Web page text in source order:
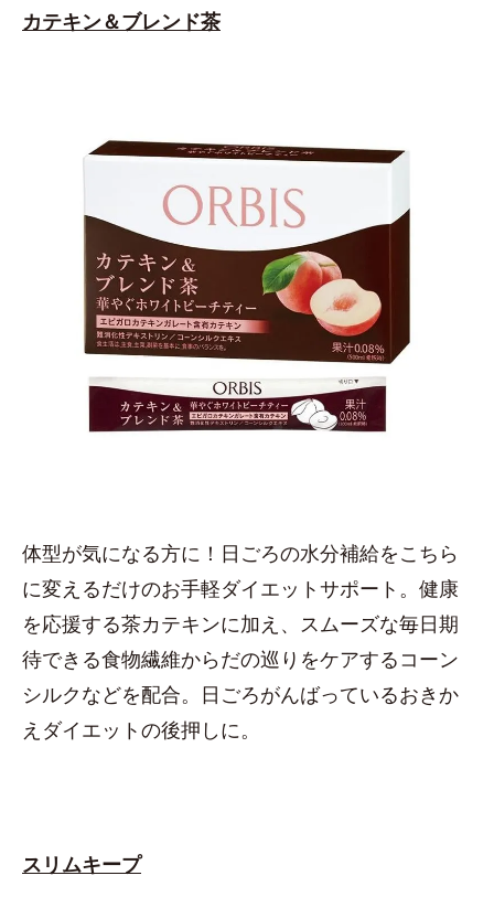
カテキン＆ブレンド茶
体型が気になる方に！日ごろの水分補給をこちら
に変えるだけのお手軽ダイエットサポート。健康
を応援する茶カテキンに加え、スムーズな毎日期
待できる食物繊維からだの巡りをケアするコーン
シルクなどを配合。日ごろがんばっているおきか
えダイエットの後押しに。
スリムキープ